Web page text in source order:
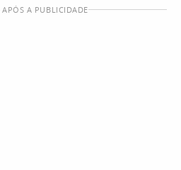
A PUBLICIDADE